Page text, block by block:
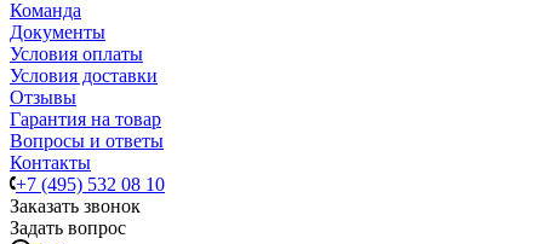
Команда
Документы
Условия оплаты
Условия доставки
Отзывы
Гарантия на товар
Вопросы и ответы
Контакты
+7 (495) 532 08 10
Заказать звонок
Задать вопрос